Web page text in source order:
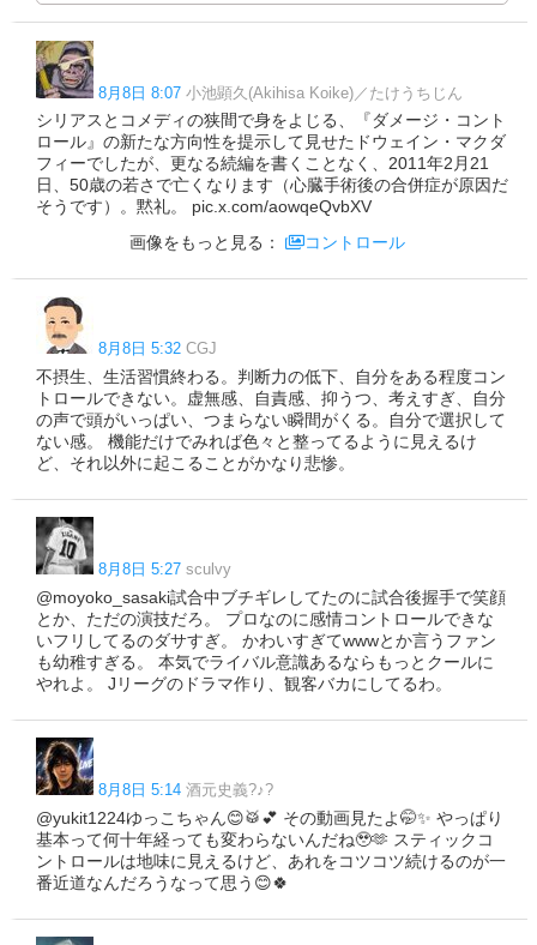
8月8日 8:07 小池顕久(Akihisa Koike)／たけうちじん
シリアスとコメディの狭間で身をよじる、『ダメージ・コント
ロール』の新たな方向性を提示して見せたドウェイン・マクダ
フィーでしたが、更なる続編を書くことなく、2011年2月21
日、50歳の若さで亡くなります（心臓手術後の合併症が原因だ
そうです）。黙礼。 pic.x.com/aowqeQvbXV
画像をもっと見る：
コントロール
8月8日 5:32 CGJ
不摂生、生活習慣終わる。判断力の低下、自分をある程度コン
トロールできない。虚無感、自責感、抑うつ、考えすぎ、自分
の声で頭がいっぱい、つまらない瞬間がくる。自分で選択して
ない感。 機能だけでみれば色々と整ってるように見えるけ
ど、それ以外に起こることがかなり悲惨。
8月8日 5:27 sculvy
@moyoko_sasaki試合中ブチギレしてたのに試合後握手で笑顔
とか、ただの演技だろ。 プロなのに感情コントロールできな
いフリしてるのダサすぎ。 かわいすぎてwwwとか言うファン
も幼稚すぎる。 本気でライバル意識あるならもっとクールに
やれよ。 Jリーグのドラマ作り、観客バカにしてるわ。
8月8日 5:14 酒元史義?♪?
@yukit1224ゆっこちゃん😊🥁💕 その動画見たよ🤭✨ やっぱり
基本って何十年経っても変わらないんだね🥹🫶 スティックコ
ントロールは地味に見えるけど、あれをコツコツ続けるのが一
番近道なんだろうなって思う😊🍀